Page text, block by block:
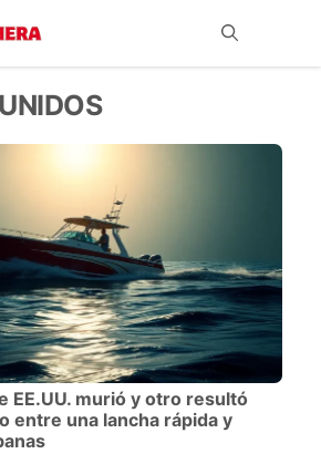
EE.UU. murió y otro resultó
entre una lancha rápida y